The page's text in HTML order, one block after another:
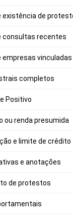
existência de
consultas recentes
empresas vinculadas
completos
Positivo
ou renda presumida
e limite de crédito
e anotações
de protestos